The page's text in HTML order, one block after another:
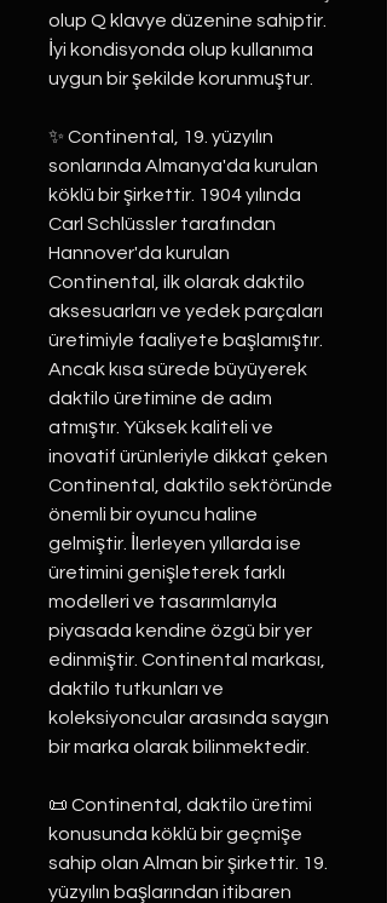
olup Q klavye düzenine sahiptir.
İyi kondisyonda olup kullanıma
uygun bir şekilde korunmuştur.
✨ Continental, 19. yüzyılın
sonlarında Almanya'da kurulan
köklü bir şirkettir. 1904 yılında
Carl Schlüssler tarafından
Hannover'da kurulan
Continental, ilk olarak daktilo
aksesuarları ve yedek parçaları
üretimiyle faaliyete başlamıştır.
Ancak kısa sürede büyüyerek
daktilo üretimine de adım
atmıştır. Yüksek kaliteli ve
inovatif ürünleriyle dikkat çeken
Continental, daktilo sektöründe
önemli bir oyuncu haline
gelmiştir. İlerleyen yıllarda ise
üretimini genişleterek farklı
modelleri ve tasarımlarıyla
piyasada kendine özgü bir yer
edinmiştir. Continental markası,
daktilo tutkunları ve
koleksiyoncular arasında saygın
bir marka olarak bilinmektedir.
📜 Continental, daktilo üretimi
konusunda köklü bir geçmişe
sahip olan Alman bir şirkettir. 19.
yüzyılın başlarından itibaren